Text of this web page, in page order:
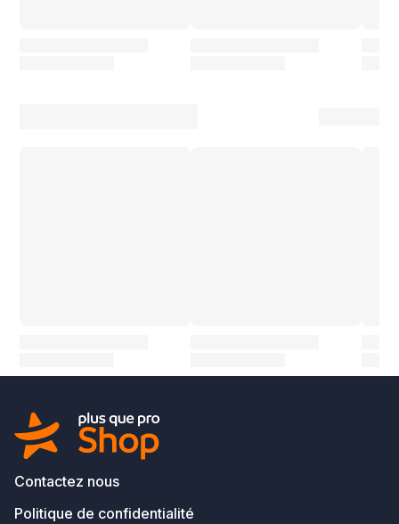
Contactez nous
Politique de confidentialité